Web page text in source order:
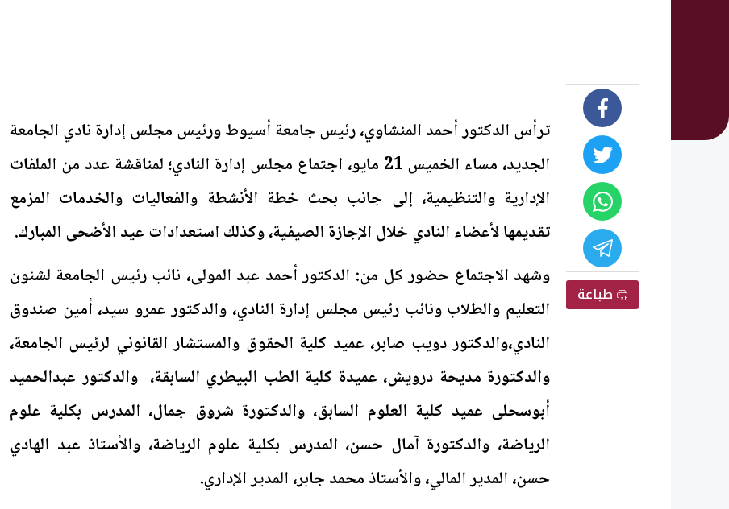
طباعة
ترأس الدكتور أحمد المنشاوي، رئيس جامعة أسيوط ورئيس مجلس إدارة نادي الجامعة
الجديد، مساء الخميس 21 مايو، اجتماع مجلس إدارة النادي؛ لمناقشة عدد من الملفات
الإدارية والتنظيمية، إلى جانب بحث خطة الأنشطة والفعاليات والخدمات المزمع
تقديمها لأعضاء النادي خلال الإجازة الصيفية، وكذلك استعدادات عيد الأضحى المبارك.
وشهد الاجتماع حضور كل من: الدكتور أحمد عبد المولى، نائب رئيس الجامعة لشئون
التعليم والطلاب ونائب رئيس مجلس إدارة النادي، والدكتور عمرو سيد، أمين صندوق
النادي،والدكتور دويب صابر، عميد كلية الحقوق والمستشار القانوني لرئيس الجامعة،
والدكتورة مديحة درويش، عميدة كلية الطب البيطري السابقة، والدكتور عبدالحميد
أبوسحلى عميد كلية العلوم السابق، والدكتورة شروق جمال، المدرس بكلية علوم
الرياضة، والدكتورة آمال حسن، المدرس بكلية علوم الرياضة، والأستاذ عبد الهادي
حسن، المدير المالي، والأستاذ محمد جابر، المدير الإداري.